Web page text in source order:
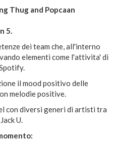
Thug and Popcaan
5.
dei team che, all'interno
elementi come l'attivita' di
il mood positivo delle
melodie positive.
con diversi generi di artisti tra
U.